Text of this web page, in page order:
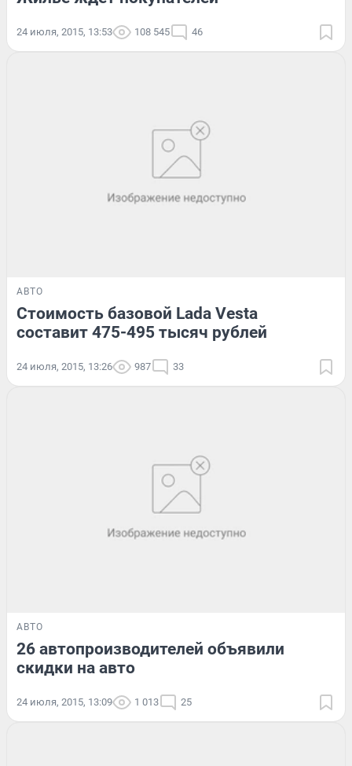
24 июля, 2015, 13:53 108 545 46
АВТО
Стоимость базовой Lada Vesta
составит 475-495 тысяч рублей
24 июля, 2015, 13:26 987 33
АВТО
26 автопроизводителей объявили
скидки на авто
24 июля, 2015, 13:09 1 013 25